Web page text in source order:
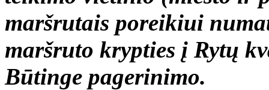
maršrutais poreikiui
maršruto krypties į Rytų
Būtinge pagerinimo.